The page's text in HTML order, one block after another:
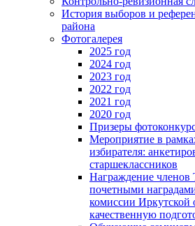
История выборов и
района
Фотогалерея
2025 год
2024 год
2023 год
2022 год
2021 год
2020 год
Призеры
Мероприятие в
избирателя:
старшеклассников
Награждение
почетными
комиссии Иркутской
качественную